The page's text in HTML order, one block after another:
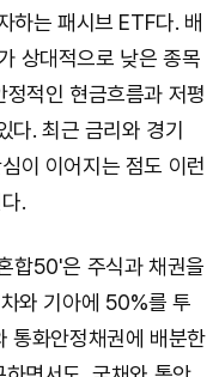
하는 패시브 ETF다. 배
상대적으로 낮은 종목
적인 현금흐름과 저평
다. 최근 금리와 경기
이 이어지는 점도 이런
.
합50'은 주식과 채권을
와 기아에 50%를 투
통화안정채권에 배분한